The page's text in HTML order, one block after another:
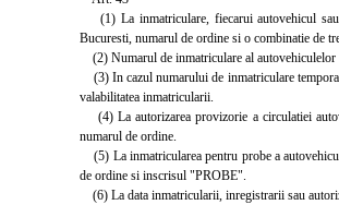
(1) La inmatriculare, fiecarui autovehicul
Bucuresti, numarul de ordine si o combinatie de
(2) Numarul de inmatriculare al autovehiculelor
(3) In cazul numarului de inmatriculare
valabilitatea inmatricularii.
(4) La autorizarea provizorie a circulatiei
numarul de ordine.
(5) La inmatricularea pentru probe a
de ordine si inscrisul "PROBE".
(6) La data inmatricularii, inregistrarii sau